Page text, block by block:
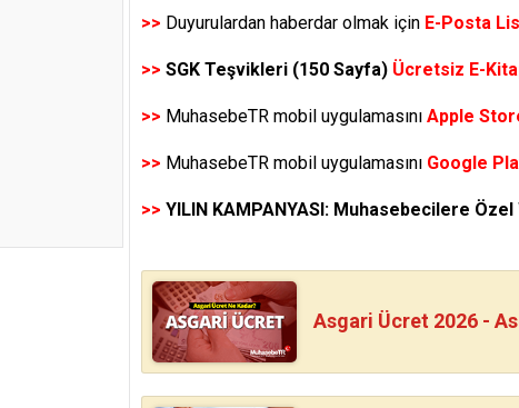
>> Duyurulardan haberdar olmak için E-Posta
>> SGK Teşvikleri (150 Sayfa) Ücretsiz E-
>> MuhasebeTR mobil uygulamasını Apple
>> MuhasebeTR mobil uygulamasını Google
>> YILIN KAMPANYASI: Muhasebecilere
Asgari Ücret 2026 -